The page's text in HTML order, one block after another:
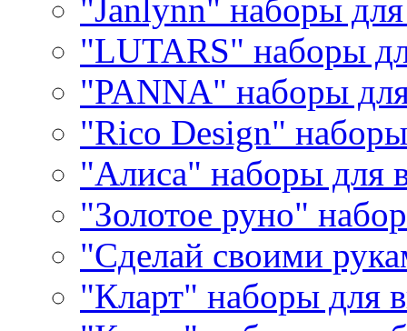
"Janlynn" наборы
"LUTARS" наборы
"PANNA" наборы
"Rico Design"
"Алиса" наборы для
"Золотое руно"
"Сделай своими
"Кларт" наборы для